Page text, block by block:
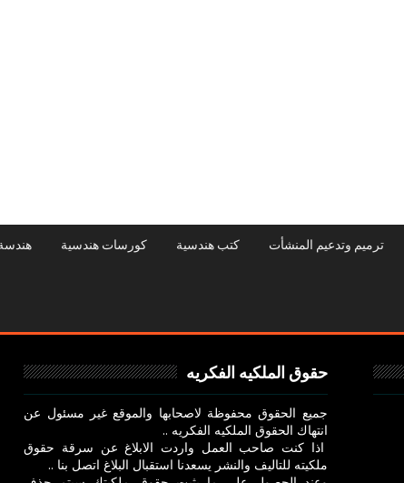
ترميم وتدعيم المنشأت كتب هندسية كورسات هندسية
حقوق الملكيه الفكريه
جميع الحقوق محفوظة لاصحابها والموقع غير مسئول عن
انتهاك الحقوق الملكيه الفكريه ..
اذا كنت صاحب العمل واردت الابلاغ عن سرقة حقوق
ملكيته للتاليف والنشر يسعدنا استقبال البلاغ اتصل بنا ..